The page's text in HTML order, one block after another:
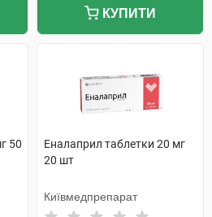
КУПИТИ
50
Еналаприл таблетки 20 мг
20 шт
Київмедпрепарат